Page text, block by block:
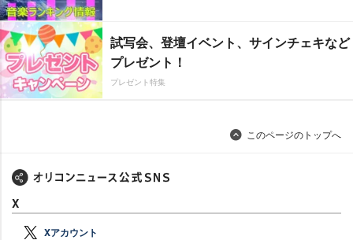
試写会、登壇イベント、サインチェキなど
プレゼント！
プレゼント特集
このページのトップへ
X
Xアカウント